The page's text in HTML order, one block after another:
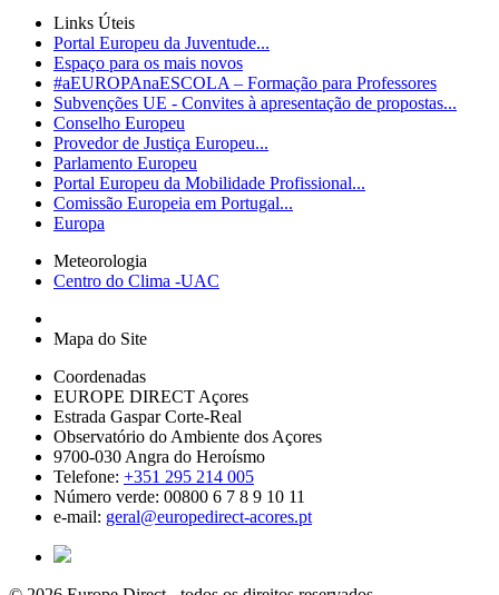
Links Úteis
Portal Europeu da Juventude...
Espaço para os mais novos
#aEUROPAnaESCOLA – Formação para Professores
Subvenções UE - Convites à apresentação de propostas...
Conselho Europeu
Provedor de Justiça Europeu...
Parlamento Europeu
Portal Europeu da Mobilidade Profissional...
Comissão Europeia em Portugal...
Europa
Meteorologia
Centro do Clima -UAC
Mapa do Site
Coordenadas
EUROPE DIRECT Açores
Estrada Gaspar Corte-Real
Observatório do Ambiente dos Açores
9700-030 Angra do Heroísmo
Telefone: +351 295 214 005
Número verde: 00800 6 7 8 9 10 11
e-mail: geral@europedirect-acores.pt